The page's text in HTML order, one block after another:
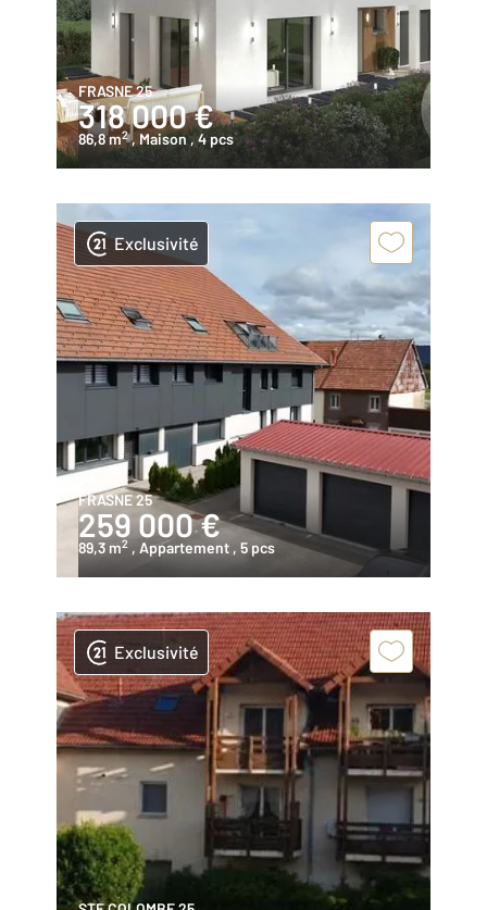
FRASNE 25
318 000 €
86,8 m2 , Maison, 4 pcs
Exclusivité
FRASNE 25
259 000 €
89,3 m2 , Appartement , 5 pcs
Exclusivité